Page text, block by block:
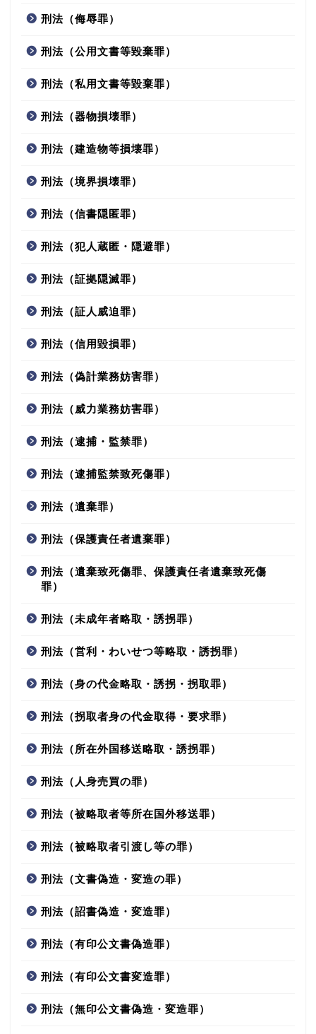
刑法（侮辱罪）
刑法（公用文書等毀棄罪）
刑法（私用文書等毀棄罪）
刑法（器物損壊罪）
刑法（建造物等損壊罪）
刑法（境界損壊罪）
刑法（信書隠匿罪）
刑法（犯人蔵匿・隠避罪）
刑法（証拠隠滅罪）
刑法（証人威迫罪）
刑法（信用毀損罪）
刑法（偽計業務妨害罪）
刑法（威力業務妨害罪）
刑法（逮捕・監禁罪）
刑法（逮捕監禁致死傷罪）
刑法（遺棄罪）
刑法（保護責任者遺棄罪）
刑法（遺棄致死傷罪、保護責任者遺棄致死傷
罪）
刑法（未成年者略取・誘拐罪）
刑法（営利・わいせつ等略取・誘拐罪）
刑法（身の代金略取・誘拐・拐取罪）
刑法（拐取者身の代金取得・要求罪）
刑法（所在外国移送略取・誘拐罪）
刑法（人身売買の罪）
刑法（被略取者等所在国外移送罪）
刑法（被略取者引渡し等の罪）
刑法（文書偽造・変造の罪）
刑法（詔書偽造・変造罪）
刑法（有印公文書偽造罪）
刑法（有印公文書変造罪）
刑法（無印公文書偽造・変造罪）